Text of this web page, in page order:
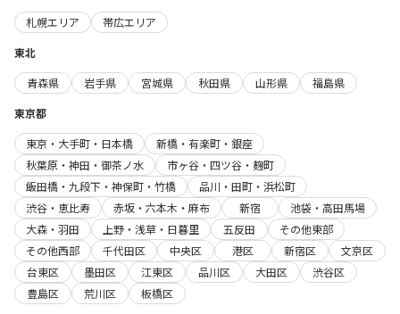
札幌エリア
帯広エリア
東北
青森県
岩手県 宮城県 秋田県 山形県
福島県
東京都
東京・大手町・日本橋
新橋・有楽町・銀座
秋葉原・神田・御茶ノ水
市ヶ谷・四ツ谷・麹町
飯田橋・九段下・神保町・竹橋
品川・田町・浜松町
渋谷・恵比寿
赤坂・六本木・麻布 新宿
池袋・高田馬場
大森・羽田
上野・浅草・日暮里 五反田
その他東部
その他西部
千代田区 中央区 港区 新宿区
文京区
台東区
墨田区 江東区 品川区 大田区
渋谷区
豊島区
荒川区
板橋区